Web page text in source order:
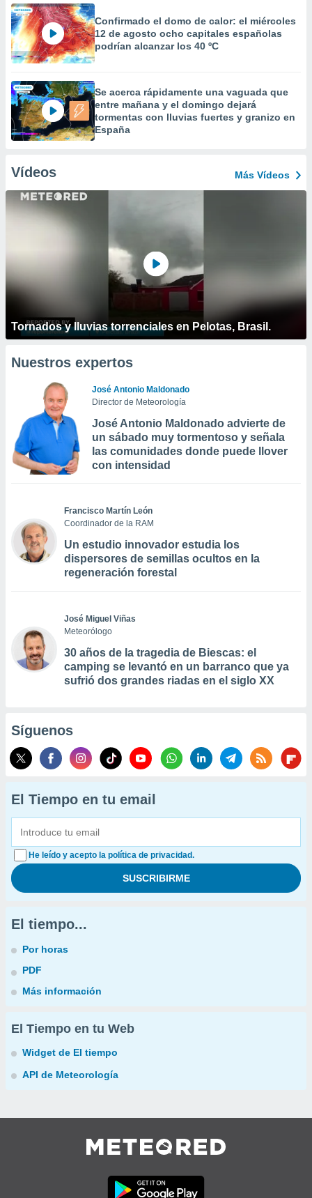
Confirmado el domo de calor: el miércoles
12 de agosto ocho capitales españolas
podrían alcanzar los 40 ºC
Se acerca rápidamente una vaguada que
entre mañana y el domingo dejará
tormentas con lluvias fuertes y granizo en
España
Vídeos Más Vídeos
Tornados y lluvias torrenciales en Pelotas, Brasil.
Nuestros expertos
José Antonio Maldonado
Director de Meteorología
José Antonio Maldonado advierte de
un sábado muy tormentoso y señala
las comunidades donde puede llover
con intensidad
Francisco Martín León
Coordinador de la RAM
Un estudio innovador estudia los
dispersores de semillas ocultos en la
regeneración forestal
José Miguel Viñas
Meteorólogo
30 años de la tragedia de Biescas: el
camping se levantó en un barranco que ya
sufrió dos grandes riadas en el siglo XX
Síguenos
El Tiempo en tu email
He leído y acepto la política de privacidad.
El tiempo...
Por horas
PDF
Más información
El Tiempo en tu Web
Widget de El tiempo
API de Meteorología